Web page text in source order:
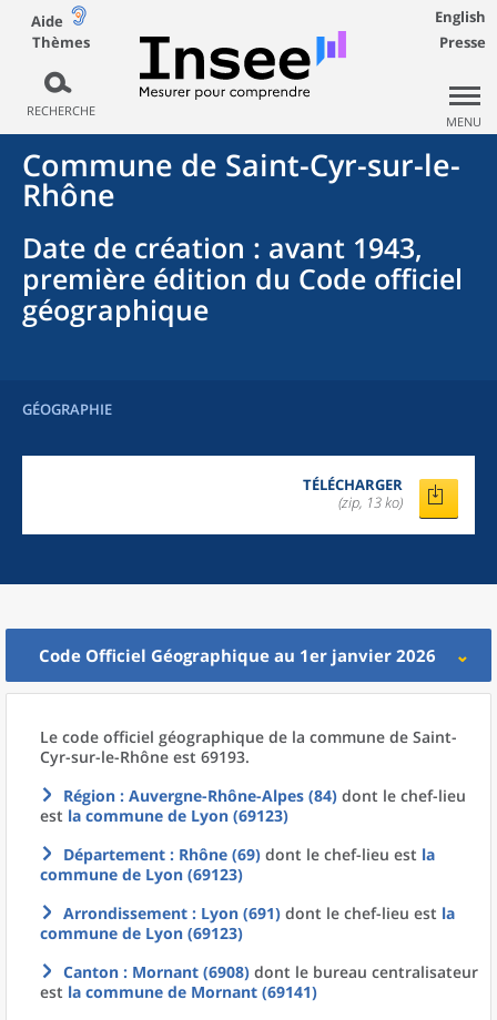
Aide
Thèmes
RECHERCHE
English
Presse
MENU
Commune de Saint-Cyr-sur-le-
Rhône
Date de création : avant 1943,
première édition du Code officiel
géographique
GÉOGRAPHIE
TÉLÉCHARGER
(zip, 13 ko)
Code Officiel Géographique au 1er janvier 2026
Le code officiel géographique de la commune de Saint-
Cyr-sur-le-Rhône est 69193.
Région : Auvergne-Rhône-Alpes (84) dont le chef-lieu
est la commune de Lyon (69123)
Département : Rhône (69) dont le chef-lieu est la
commune de Lyon (69123)
Arrondissement : Lyon (691) dont le chef-lieu est la
commune de Lyon (69123)
Canton : Mornant (6908) dont le bureau centralisateur
est la commune de Mornant (69141)